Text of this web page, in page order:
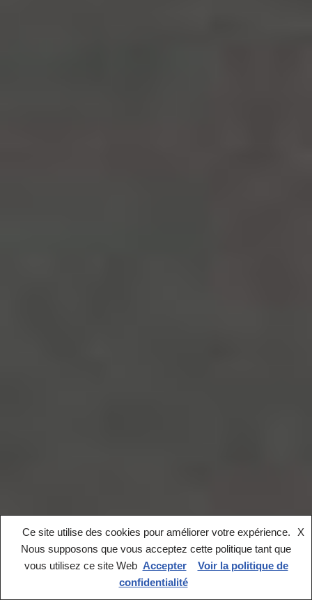
Ce site utilise des cookies pour améliorer votre expérience.
Nous supposons que vous acceptez cette politique tant que
vous utilisez ce site Web
X
Accepter
Voir la politique de
confidentialité